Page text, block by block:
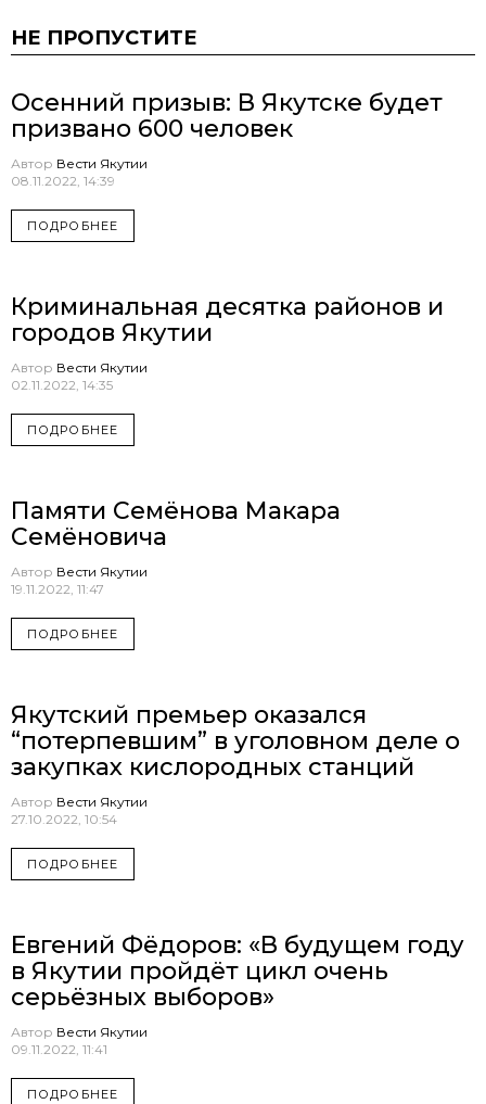
НЕ ПРОПУСТИТЕ
Осенний призыв: В Якутске будет
призвано 600 человек
Автор Вести Якутии
08.11.2022, 14:39
ПОДРОБНЕЕ
Криминальная десятка районов и
городов Якутии
Автор Вести Якутии
02.11.2022, 14:35
ПОДРОБНЕЕ
Памяти Семёнова Макара
Семёновича
Автор Вести Якутии
19.11.2022, 11:47
ПОДРОБНЕЕ
Якутский премьер оказался
“потерпевшим” в уголовном деле о
закупках кислородных станций
Автор Вести Якутии
27.10.2022, 10:54
ПОДРОБНЕЕ
Евгений Фёдоров: «В будущем году
в Якутии пройдёт цикл очень
серьёзных выборов»
Автор Вести Якутии
09.11.2022, 11:41
ПОДРОБНЕЕ